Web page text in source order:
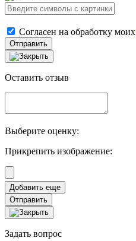
Согласен на обработку моих
Отправить
Оставить отзыв
Выберите оценку:
Прикрепить изображение:
Отправить
Задать вопрос